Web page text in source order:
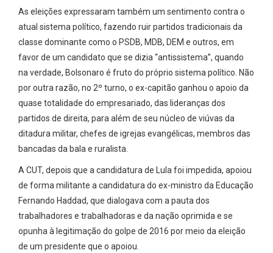
As eleições expressaram também um sentimento contra o
atual sistema político, fazendo ruir partidos tradicionais da
classe dominante como o PSDB, MDB, DEM e outros, em
favor de um candidato que se dizia “antissistema”, quando
na verdade, Bolsonaro é fruto do próprio sistema político. Não
por outra razão, no 2º turno, o ex-capitão ganhou o apoio da
quase totalidade do empresariado, das lideranças dos
partidos de direita, para além de seu núcleo de viúvas da
ditadura militar, chefes de igrejas evangélicas, membros das
bancadas da bala e ruralista.
A CUT, depois que a candidatura de Lula foi impedida, apoiou
de forma militante a candidatura do ex-ministro da Educação
Fernando Haddad, que dialogava com a pauta dos
trabalhadores e trabalhadoras e da nação oprimida e se
opunha à legitimação do golpe de 2016 por meio da eleição
de um presidente que o apoiou.